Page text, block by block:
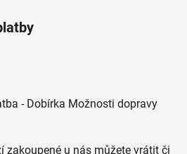
- Dobírka Možnosti dopravy
zakoupené u nás můžete vrátit či